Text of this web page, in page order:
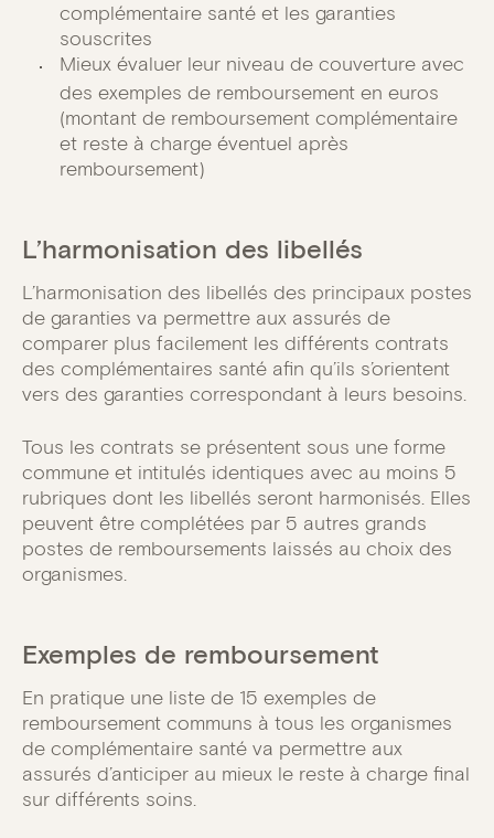
complémentaire santé et les garanties
souscrites
Mieux évaluer leur niveau de couverture avec
des exemples de remboursement en euros
(montant de remboursement complémentaire
et reste à charge éventuel après
remboursement)
L’harmonisation des libellés
L’harmonisation des libellés des principaux postes
de garanties va permettre aux assurés de
comparer plus facilement les différents contrats
des complémentaires santé afin qu’ils s’orientent
vers des garanties correspondant à leurs besoins.
Tous les contrats se présentent sous une forme
commune et intitulés identiques avec au moins 5
rubriques dont les libellés seront harmonisés. Elles
peuvent être complétées par 5 autres grands
postes de remboursements laissés au choix des
organismes.
Exemples de remboursement
En pratique une liste de 15 exemples de
remboursement communs à tous les organismes
de complémentaire santé va permettre aux
assurés d’anticiper au mieux le reste à charge final
sur différents soins.